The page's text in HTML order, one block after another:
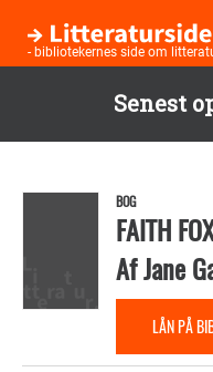
Senest
hovedindhold
- bibliotekernes side om
BOG
FAITH
AfJane
LÅN PÅ